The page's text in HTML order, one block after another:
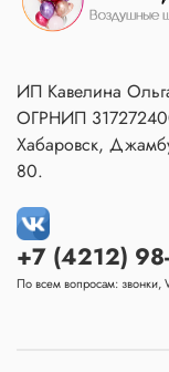
+7 (4212)
По всем вопросам: звонки,
ИП Кавелина
ОГРНИП
Хабаровск,
80.